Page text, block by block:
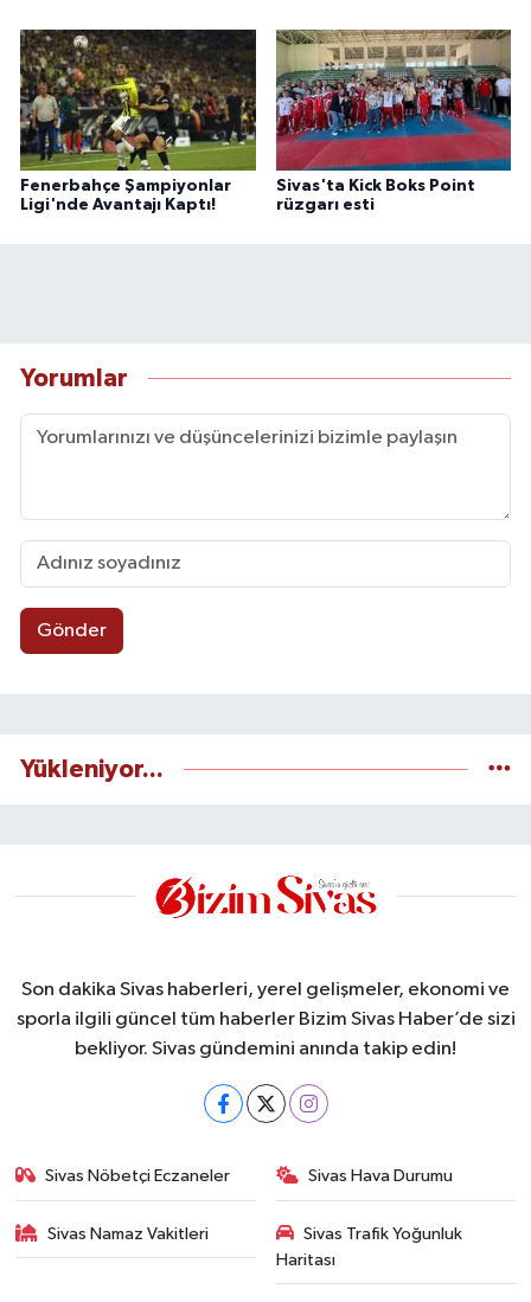
Fenerbahçe Şampiyonlar
Ligi'nde Avantajı Kaptı!
Sivas'ta Kick Boks Point
rüzgarı esti
Yorumlar
Gönder
Yükleniyor...
Son dakika Sivas haberleri, yerel gelişmeler, ekonomi ve
sporla ilgili güncel tüm haberler Bizim Sivas Haber’de sizi
bekliyor. Sivas gündemini anında takip edin!
Sivas Nöbetçi Eczaneler Sivas Hava Durumu
Sivas Namaz Vakitleri
Sivas Trafik Yoğunluk
Haritası